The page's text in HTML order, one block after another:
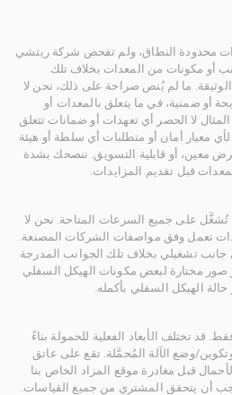
محدودة النطاق، ولم تفحص شركة ريتشي
أو مكونات من المعدات بخلاف تلك
ما لم يُنص صراحة على ذلك، نحن لا
أو ضمنية، في ما يتعلق بالمعدات أو
لا الحصر أي تعهدات أو ضمانات تتعلق
لأي معيار أمان أو متطلبات أي سلطة أو هيئة
غرض معين، أو قابلية التسويق. ننصحك بشدة
قبل تقديم المزايدات.
على جميع السرعات المتاحة. نحن لا
تعمل وفق مواصفات الشركات المصنعة.
تشغيلي بخلاف تلك الجوانب المدرجة
صور مختارة لبعض مكونات الهيكل السفلي
الهيكل السفلي بأكمله.
قد تختلف الأبعاد الفعلية للحمولة بناءً
وضع الآلة المُحمَّلة. تقع على عاتق
قبل مغادرة موقع المزاد الخاص بنا
أن يتحقق المشتري من جميع القياسات.